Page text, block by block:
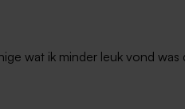
wat ik minder leuk vond